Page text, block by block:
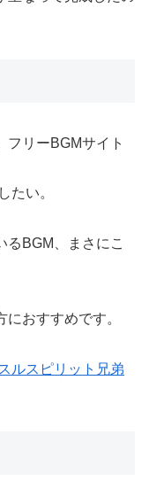
フリーBGMサイト
たい。
るBGM、まさにこ
おすすめです。
ルスピリット兄弟